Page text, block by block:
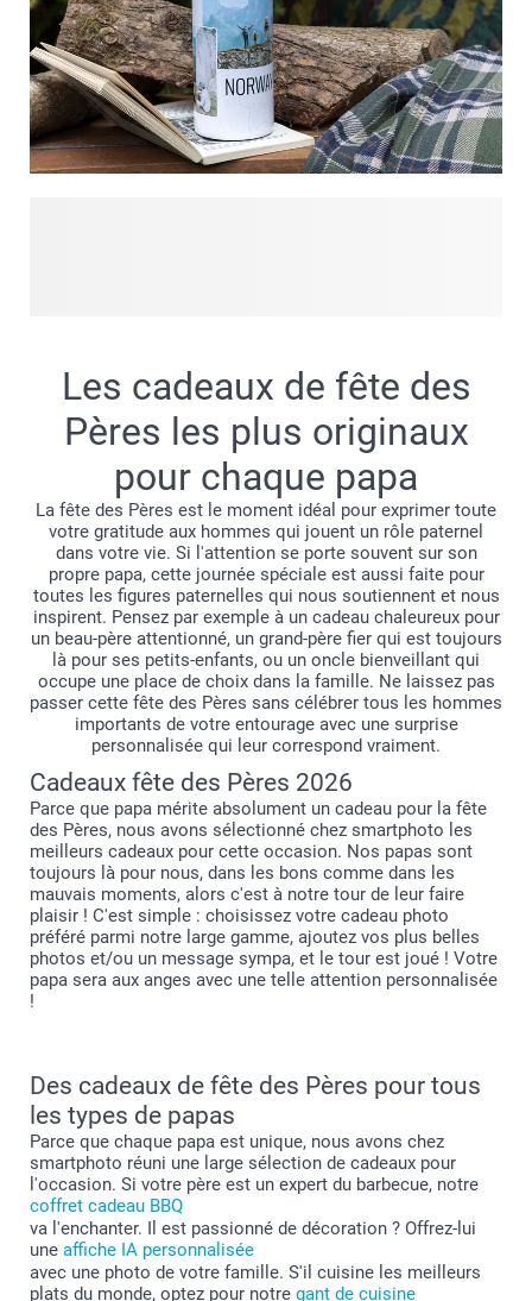
montagne préféré, une toile avec ce panorama
époustouflant, ou un autre cadeau photo fête des Pères qui
le ramènera aussitôt à sa plus belle aventure.
Que vous souhaitiez immortaliser le souvenir d'un voyage
partagé ou lui offrir un cadeau de fête des Pères original :
choisissez un design qui lui ressemble, téléchargez votre
photo ou ajoutez simplement votre texte, et créez quelque
chose d'unique pour un papa qui n'attend qu'une chose —
repartir à l'aventure.
Les cadeaux de fête des
Pères les plus originaux
pour chaque papa
La fête des Pères est le moment idéal pour exprimer toute
votre gratitude aux hommes qui jouent un rôle paternel
dans votre vie. Si l'attention se porte souvent sur son
propre papa, cette journée spéciale est aussi faite pour
toutes les figures paternelles qui nous soutiennent et nous
inspirent. Pensez par exemple à un cadeau chaleureux pour
un beau-père attentionné, un grand-père fier qui est toujours
là pour ses petits-enfants, ou un oncle bienveillant qui
occupe une place de choix dans la famille. Ne laissez pas
passer cette fête des Pères sans célébrer tous les hommes
importants de votre entourage avec une surprise
personnalisée qui leur correspond vraiment.
Cadeaux fête des Pères 2026
Parce que papa mérite absolument un cadeau pour la fête
des Pères, nous avons sélectionné chez smartphoto les
meilleurs cadeaux pour cette occasion. Nos papas sont
toujours là pour nous, dans les bons comme dans les
mauvais moments, alors c'est à notre tour de leur faire
plaisir ! C'est simple : choisissez votre cadeau photo
préféré parmi notre large gamme, ajoutez vos plus belles
photos et/ou un message sympa, et le tour est joué ! Votre
papa sera aux anges avec une telle attention personnalisée
!
Des cadeaux de fête des Pères pour tous
les types de papas
Parce que chaque papa est unique, nous avons chez
smartphoto réuni une large sélection de cadeaux pour
l'occasion. Si votre père est un expert du barbecue, notre
coffret cadeau BBQ
va l'enchanter. Il est passionné de décoration ? Offrez-lui
une affiche IA personnalisée
avec une photo de votre famille. S'il cuisine les meilleurs
plats du monde, optez pour notre gant de cuisine